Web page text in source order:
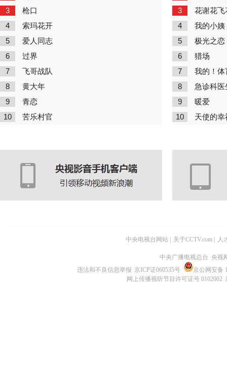
3 枪口
4 索玛花开
5 爱人同志
6 过界
7 飞哥战队
8 黄大年
9 青恋
10 苦乐村官
3 花谢花飞
4 我的小姨
5 极光之恋
6 猎场
7 我的！体
8 急诊科医
9 暖爱
10 天使的幸
中央电视台网站 关于CCTV.com 人
中央广播电视总台 央视
违法和不良信息举报 京ICP证060535号
京公网安备
网上传播视听节目许可证号 0102002